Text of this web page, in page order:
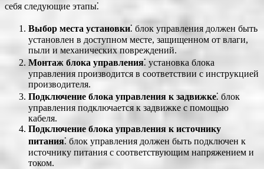
себя следующие этапы⁚
Выбор места установки⁚ блок управления должен быть
установлен в доступном месте, защищенном от влаги,
пыли и механических повреждений.
Монтаж блока управления⁚ установка блока
управления производится в соответствии с инструкцией
производителя.
Подключение блока управления к задвижке⁚ блок
управления подключается к задвижке с помощью
кабеля.
Подключение блока управления к источнику
питания⁚ блок управления должен быть подключен к
источнику питания с соответствующим напряжением и
током.